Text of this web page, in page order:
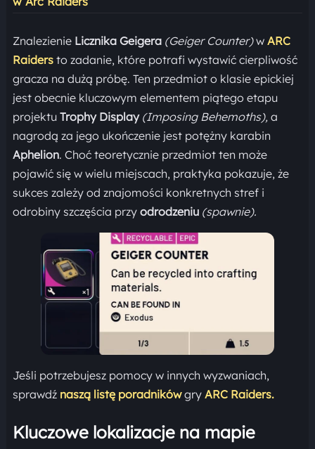
Znalezienie Licznika Geigera (Geiger Counter)w ARC
Raidersto zadanie, które potrafi wystawić cierpliwość
gracza na dużą próbę. Ten przedmiot o klasie epickiej
jest obecnie kluczowym elementem piątego etapu
projektu Trophy Display (Imposing Behemoths), a
nagrodą za jego ukończenie jest potężny karabin
Aphelion. Choć teoretycznie przedmiot ten może
pojawić się w wielu miejscach, praktyka pokazuje, że
sukces zależy od znajomości konkretnych stref i
odrobiny szczęścia przy odrodzeniu (spawnie).
Jeśli potrzebujesz pomocy w innych wyzwaniach,
sprawdź naszą listę poradnikówgry ARC Raiders.
Kluczowe lokalizacje na mapie